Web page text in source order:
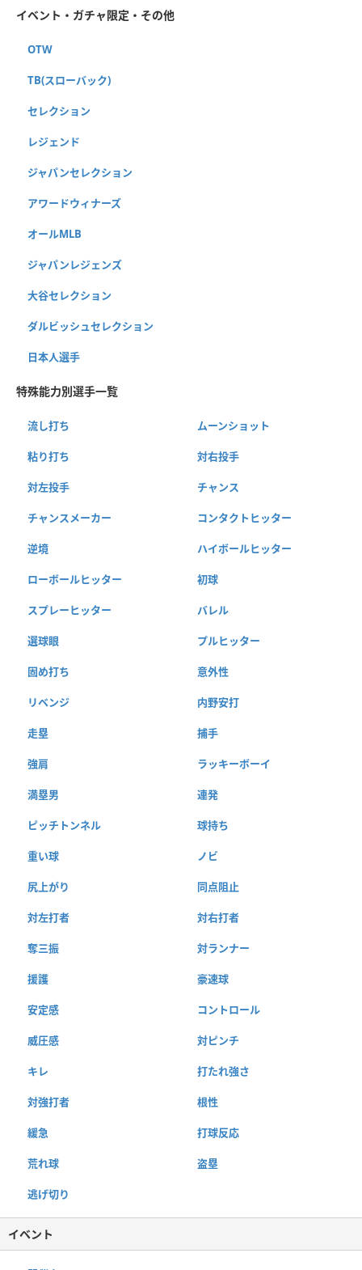
イベント・ガチャ限定・その他
OTW
TB(スローバック)
セレクション
レジェンド
ジャパンセレクション
アワードウィナーズ
オールMLB
ジャパンレジェンズ
大谷セレクション
ダルビッシュセレクション
日本人選手
特殊能力別選手一覧
流し打ち ムーンショット
粘り打ち 対右投手
対左投手 チャンス
チャンスメーカー コンタクトヒッター
逆境 ハイボールヒッター
ローボールヒッター 初球
スプレーヒッター バレル
選球眼 プルヒッター
固め打ち 意外性
リベンジ 内野安打
走塁 捕手
強肩 ラッキーボーイ
満塁男 連発
ピッチトンネル 球持ち
重い球 ノビ
尻上がり 同点阻止
対左打者 対右打者
奪三振 対ランナー
援護 豪速球
安定感 コントロール
威圧感 対ピンチ
キレ 打たれ強さ
対強打者 根性
緩急 打球反応
荒れ球 盗塁
逃げ切り
イベント